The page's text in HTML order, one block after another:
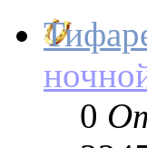
0